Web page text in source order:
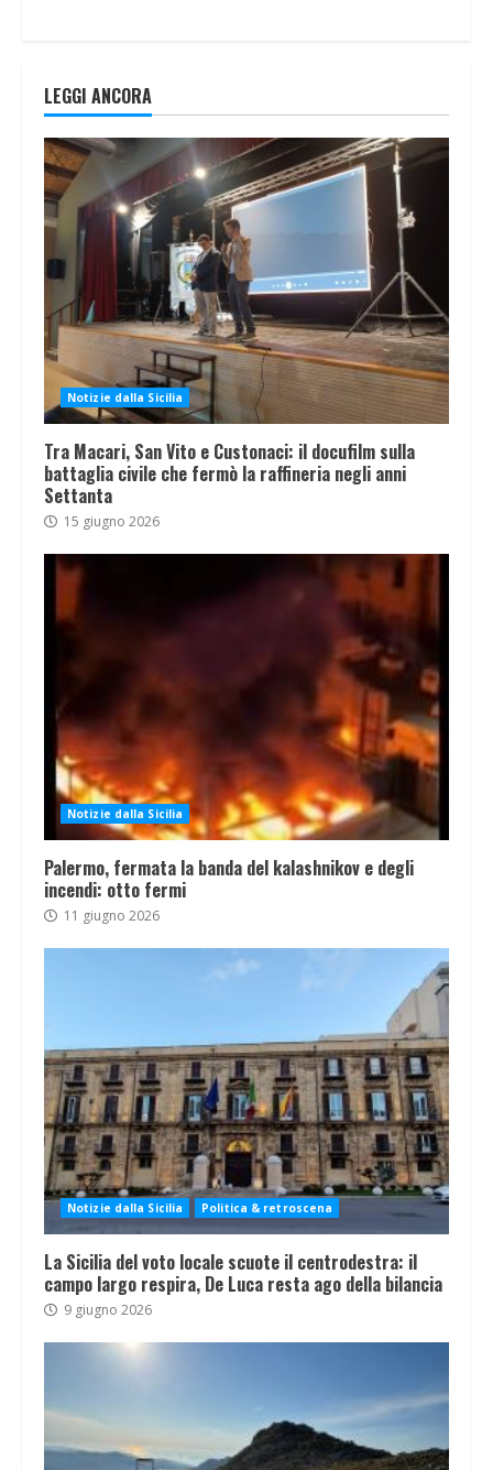
LEGGI ANCORA
Notizie dalla Sicilia
Tra Macari, San Vito e Custonaci: il docufilm sulla
battaglia civile che fermò la raffineria negli anni
Settanta
15 giugno 2026
Notizie dalla Sicilia
Palermo, fermata la banda del kalashnikov e degli
incendi: otto fermi
11 giugno 2026
Notizie dalla Sicilia Politica & retroscena
La Sicilia del voto locale scuote il centrodestra: il
campo largo respira, De Luca resta ago della bilancia
9 giugno 2026